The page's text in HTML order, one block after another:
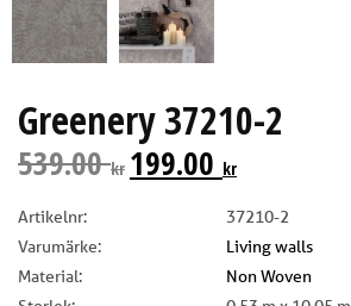
Greenery 37210-2
539.00kr 199.00 kr
Artikelnr:
37210-2
Varumärke:
Living walls
Material:
Non Woven